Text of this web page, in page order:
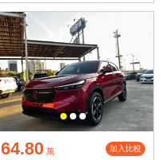
64.80 萬 加入比較